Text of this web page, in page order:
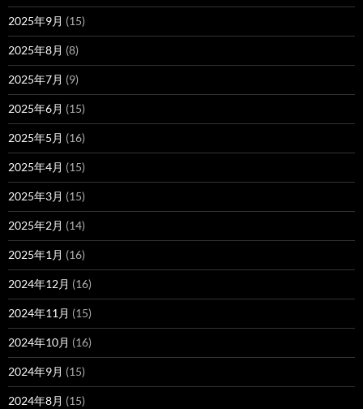
2025年9月 (15)
2025年8月 (8)
2025年7月 (9)
2025年6月 (15)
2025年5月 (16)
2025年4月 (15)
2025年3月 (15)
2025年2月 (14)
2025年1月 (16)
2024年12月 (16)
2024年11月 (15)
2024年10月 (16)
2024年9月 (15)
2024年8月 (15)